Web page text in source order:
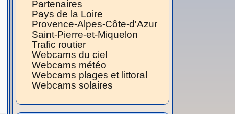
Partenaires
Pays de la Loire
Provence-Alpes-Côte-d'Azur
Saint-Pierre-et-Miquelon
Trafic routier
Webcams du ciel
Webcams météo
Webcams plages et littoral
Webcams solaires